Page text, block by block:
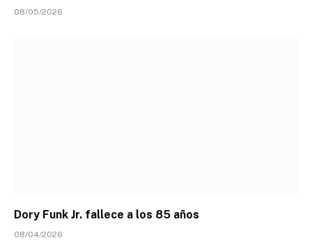
08/05/2026
Dory Funk Jr. fallece a los 85 años
08/04/2026